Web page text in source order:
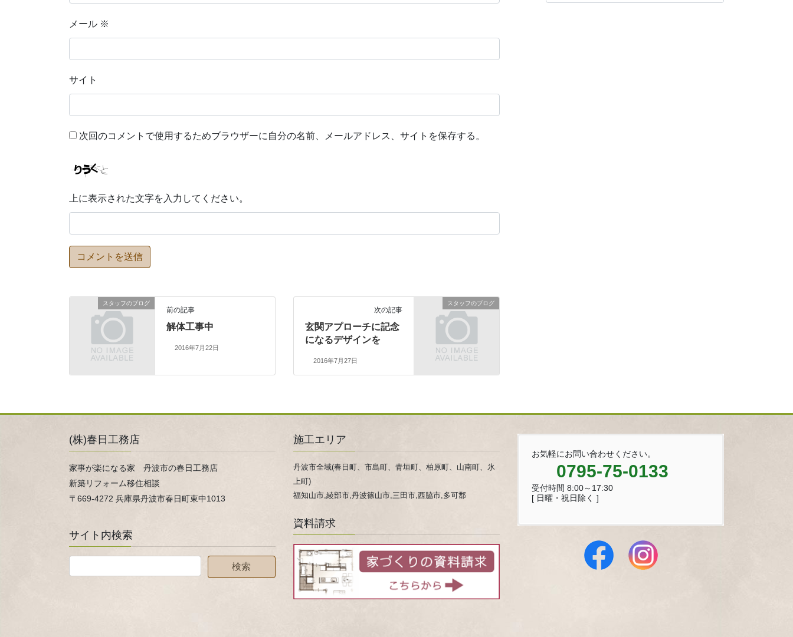
メール ※
サイト
次回のコメントで使用するためブラウザーに自分の名前、メールアドレス、サイトを保存する。
上に表示された文字を入力してください。
スタッフのブログ
前の記事
解体工事中
2016年7月22日
スタッフのブログ
次の記事
玄関アプローチに記念
になるデザインを
2016年7月27日
(株)春日工務店
家事が楽になる家 丹波市の春日工務店
新築リフォーム移住相談
〒669-4272 兵庫県丹波市春日町東中1013
サイト内検索
施工エリア
丹波市全域(春日町、市島町、青垣町、柏原町、山南町、氷
上町)
福知山市,綾部市,丹波篠山市,三田市,西脇市,多可郡
資料請求
お気軽にお問い合わせください。
0795-75-0133
受付時間 8:00～17:30
[ 日曜・祝日除く ]